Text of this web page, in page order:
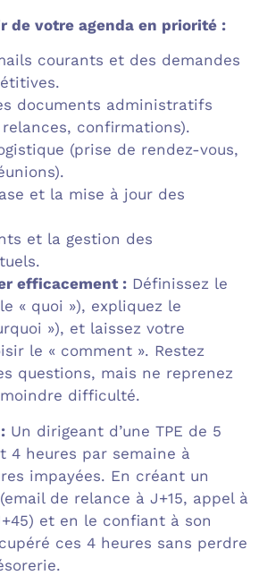
de votre agenda en priorité :
courants et des demandes
documents administratifs
confirmations).
(prise de rendez-vous,
et la mise à jour des
et la gestion des
efficacement : Définissez le
« quoi »), expliquez le
»), et laissez votre
le « comment ». Restez
questions, mais ne reprenez
difficulté.
Un dirigeant d’une TPE de 5
4 heures par semaine à
impayées. En créant un
de relance à J+15, appel à
et en le confiant à son
ces 4 heures sans perdre